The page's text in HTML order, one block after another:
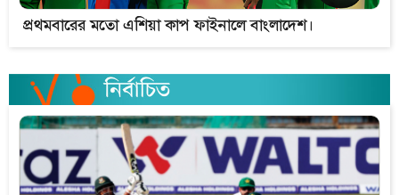
প্রথমবারের মতো এশিয়া কাপ ফাইনালে বাংলাদেশ।